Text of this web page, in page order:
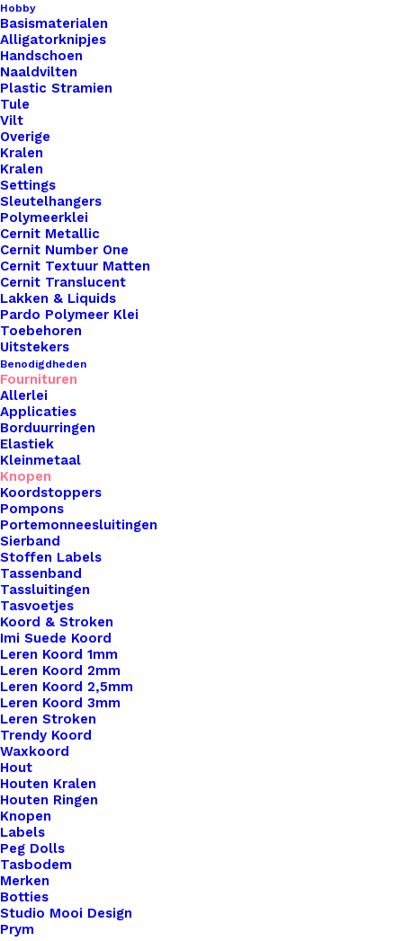
Hobby
Basismaterialen
Alligatorknipjes
Handschoen
Naaldvilten
Plastic Stramien
Tule
Vilt
Overige
Kralen
Kralen
Settings
Sleutelhangers
Polymeerklei
Cernit Metallic
Cernit Number One
Cernit Textuur Matten
Cernit Translucent
Lakken & Liquids
Pardo Polymeer Klei
Toebehoren
Uitstekers
Benodigdheden
Fournituren
Allerlei
Applicaties
Borduurringen
Elastiek
Kleinmetaal
Knopen
Koordstoppers
Pompons
Portemonneesluitingen
Sierband
Stoffen Labels
Tassenband
Tassluitingen
Tasvoetjes
Koord & Stroken
Imi Suede Koord
Leren Koord 1mm
Leren Koord 2mm
Leren Koord 2,5mm
Leren Koord 3mm
Leren Stroken
Trendy Koord
Waxkoord
Hout
Houten Kralen
Houten Ringen
Knopen
Labels
Peg Dolls
Tasbodem
Merken
Botties
Studio Mooi Design
Prym
€0,60